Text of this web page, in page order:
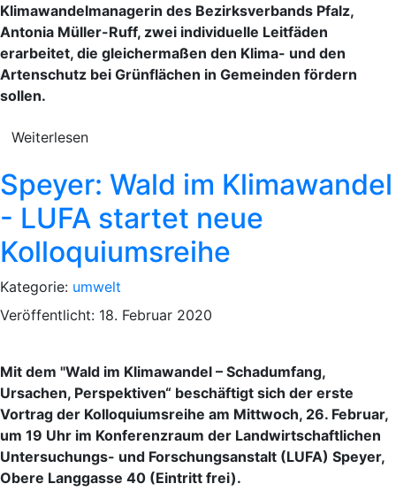
Klimawandelmanagerin des Bezirksverbands Pfalz,
Antonia Müller-Ruff, zwei individuelle Leitfäden
erarbeitet, die gleichermaßen den Klima- und den
Artenschutz bei Grünflächen in Gemeinden fördern
sollen.
Weiterlesen
Speyer: Wald im Klimawandel
- LUFA startet neue
Kolloquiumsreihe
Kategorie: umwelt
Veröffentlicht: 18. Februar 2020
Mit dem "Wald im Klimawandel – Schadumfang,
Ursachen, Perspektiven“ beschäftigt sich der erste
Vortrag der Kolloquiumsreihe am Mittwoch, 26. Februar,
um 19 Uhr im Konferenzraum der Landwirtschaftlichen
Untersuchungs- und Forschungsanstalt (LUFA) Speyer,
Obere Langgasse 40 (Eintritt frei).